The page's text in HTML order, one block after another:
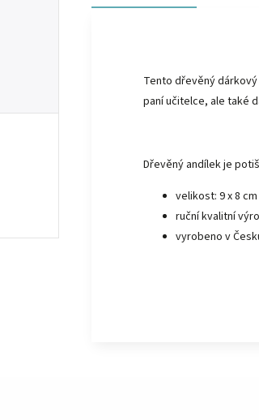
Tento dřevěný
paní učitelce, ale také
Dřevěný andílek je
velikost: 9 x 8 cm
ruční kvalitní
vyrobeno v